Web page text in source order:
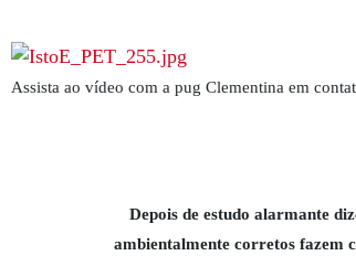
Assista ao vídeo com a pug Clementina em
Depois de estudo alarmante
ambientalmente corretos fazem